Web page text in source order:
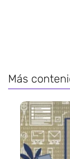
Más